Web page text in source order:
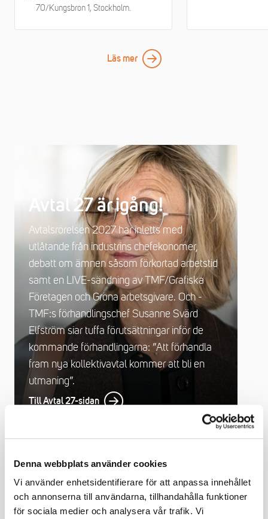
Denna webbplats använder cookies
Vi använder enhetsidentifierare för att anpassa innehållet
och annonserna till användarna, tillhandahålla funktioner
för sociala medier och analysera vår trafik. Vi
70/Kungsbron 1, Stockholm.
Läs mer
Avtal 27 är igång!
Avtalsrörelsen 2027 har inletts med
utlåtande från industrins chefekonomer,
debatt om ämnen såsom förkortad arbetstid
samt en LIVE-sändning av TMF/Grafiska
Företagen och Gröna arbetsgivare. Och -
TMF:s förhandlingschef Susanne Svärd
Elfström siar tuffa förutsättningar inför de
kommande förhandlingarna: ”Att förhandla
fram nya kollektivavtal kommer att bli en
utmaning”.
Till Avtal 27-sidan